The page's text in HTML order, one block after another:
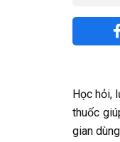
Học hỏi,
thuốc
gian